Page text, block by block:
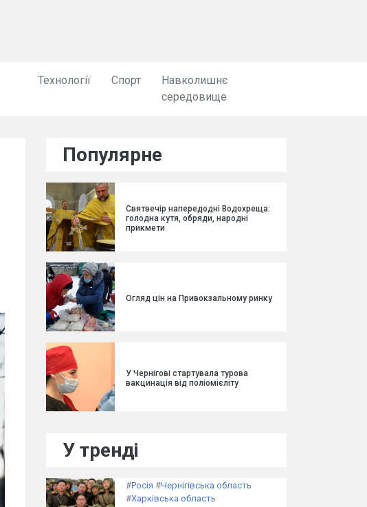
Технології Спорт
Навколишнє
середовище
Популярне
Святвечір напередодні Водохреща:
голодна кутя, обряди, народні
прикмети
Огляд цін на Привокзальному ринку
У Чернігові стартувала турова
вакцинація від поліомієліту
У тренді
#Росія #Чернігівська область
#Харківська область